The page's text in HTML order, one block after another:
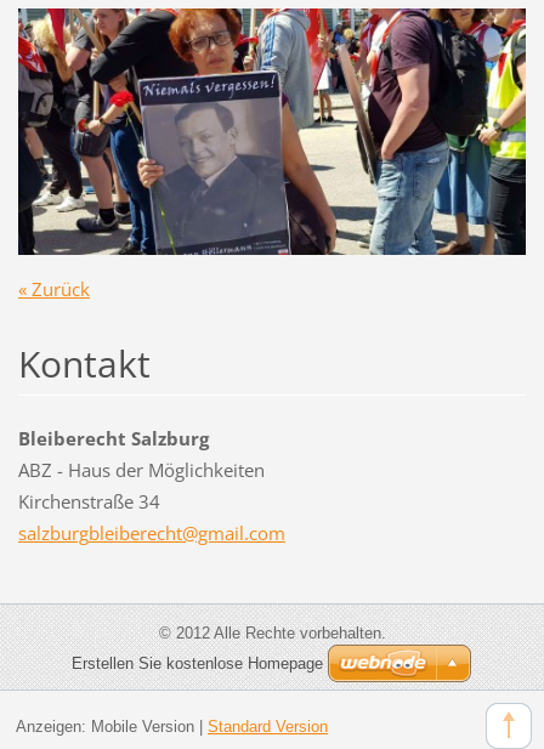
« Zurück
Kontakt
Bleiberecht Salzburg
ABZ - Haus der Möglichkeiten
Kirchenstraße 34
salzburgbleiberecht@gmail.com
© 2012 Alle Rechte vorbehalten.
Erstellen Sie kostenlose Homepage
Anzeigen: Mobile Version| Standard Version